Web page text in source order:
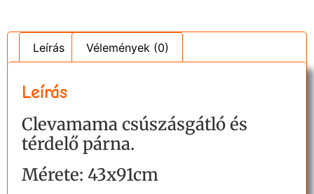
Leírás Vélemények (0)
Leírás
Clevamama csúszásgátló és
térdelő párna.
Mérete: 43x91cm